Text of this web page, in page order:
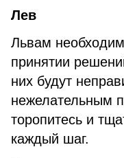
Лев
Львам
принятии
них будут
нежелательным
торопитесь и
каждый шаг.